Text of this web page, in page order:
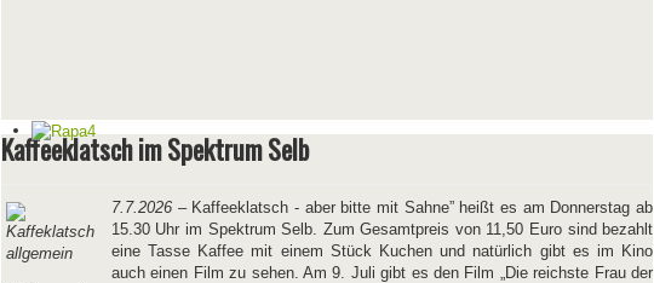
Kaffeeklatsch im Spektrum Selb
7.7.2026– Kaffeeklatsch - aber bitte mit Sahne” heißt es am Donnerstag ab
15.30 Uhr im Spektrum Selb. Zum Gesamtpreis von 11,50 Euro sind bezahlt
eine Tasse Kaffee mit einem Stück Kuchen und natürlich gibt es im Kino
auch einen Film zu sehen. Am 9. Juli gibt es den Film „Die reichste Frau der